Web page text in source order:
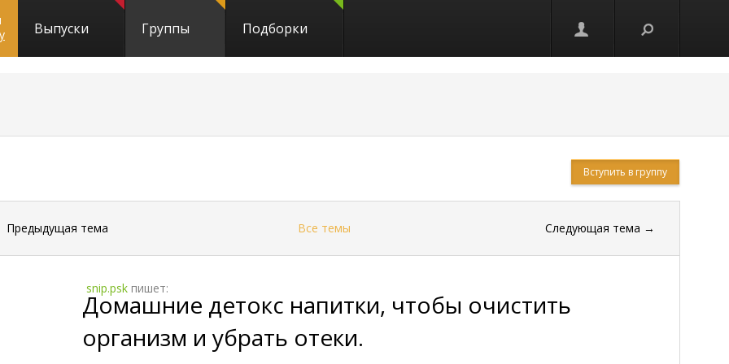
Выпуски Группы Подборки
Вступить в группу
Предыдущая тема Все темы Следующая тема →
snip.psk пишет:
Домашние детокс напитки, чтобы очистить
организм и убрать отеки.